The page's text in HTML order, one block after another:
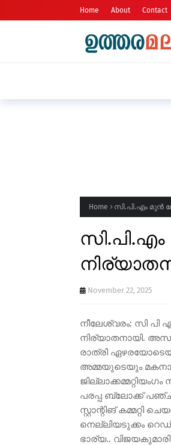
Home About Contact
കണ്ണോത്തെ
Home സി.പി.എം മുൻ
November 22, 2025
നീലേശ്വരം: സി പി
നിര്യാതനായി.
രാത്രി
അമ്മയുടെയും
പരപ്പ ബ്ലോക്ക്
സ്റ്റാന്റിങ് കമ്മറ്റി
നെല്ലിയടുക്കം റെഡ്
ഭാര്യ..